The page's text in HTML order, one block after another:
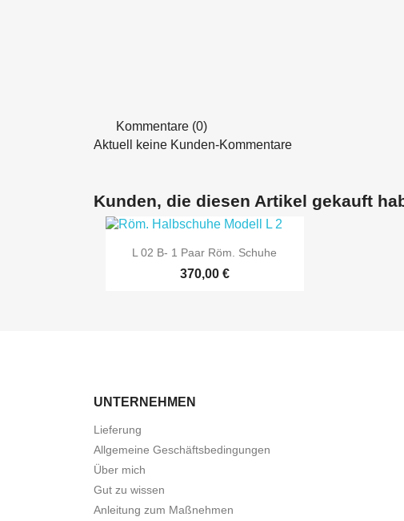
Kommentare (0)
Aktuell keine Kunden-Kommentare
Kunden, die diesen Artikel gekauft
 Vorschau
L 02 B- 1 Paar Röm. Schuhe
370,00 €
UNTERNEHMEN
Lieferung
Allgemeine Geschäftsbedingungen
Über mich
Gut zu wissen
Anleitung zum Maßnehmen